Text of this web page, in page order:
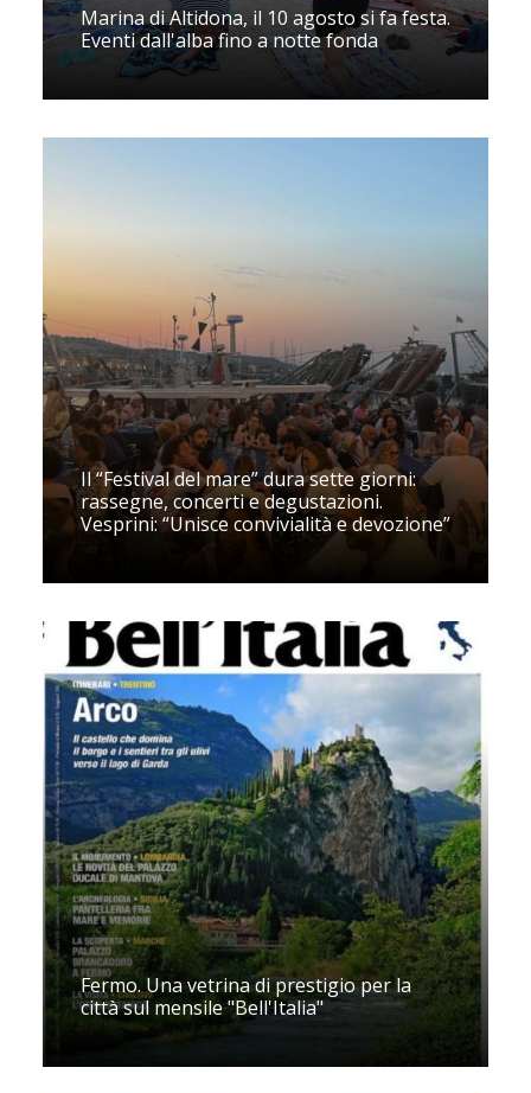
Marina di Altidona, il 10 agosto si fa festa.
Eventi dall'alba fino a notte fonda
Il “Festival del mare” dura sette giorni:
rassegne, concerti e degustazioni.
Vesprini: “Unisce convivialità e devozione”
Fermo. Una vetrina di prestigio per la
città sul mensile "Bell'Italia"